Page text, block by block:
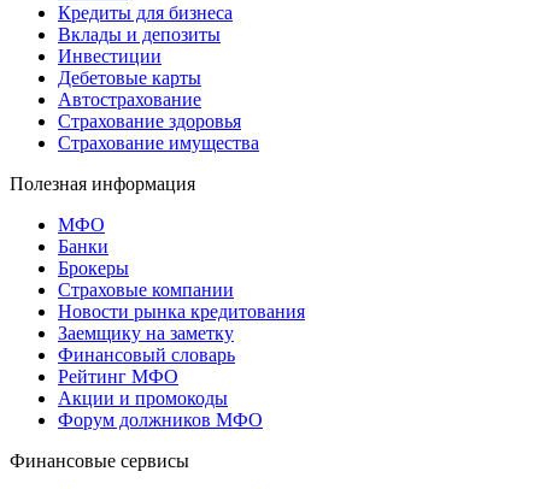
Кредиты для бизнеса
Вклады и депозиты
Инвестиции
Дебетовые карты
Автострахование
Страхование здоровья
Страхование имущества
Полезная информация
МФО
Банки
Брокеры
Страховые компании
Новости рынка кредитования
Заемщику на заметку
Финансовый словарь
Рейтинг МФО
Акции и промокоды
Форум должников МФО
Финансовые сервисы